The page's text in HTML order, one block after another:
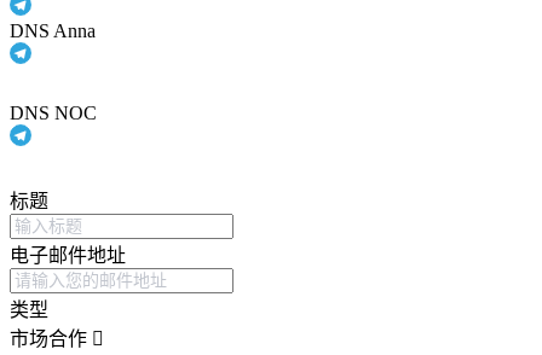
DNS Anna
DNS NOC
标题
电子邮件地址
类型
市场合作